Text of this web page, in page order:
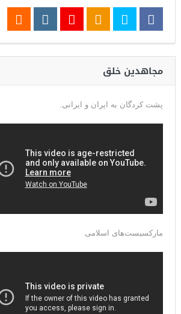
مجاهدین خلق
پشت کردگان به ایران و ایرانی.
مارکسیست‌های اسلامی